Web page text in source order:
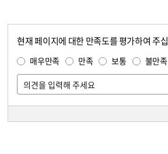
현재 페이지에 대한 만족도를 평가하여 주
매우만족 만족 보통 불만족